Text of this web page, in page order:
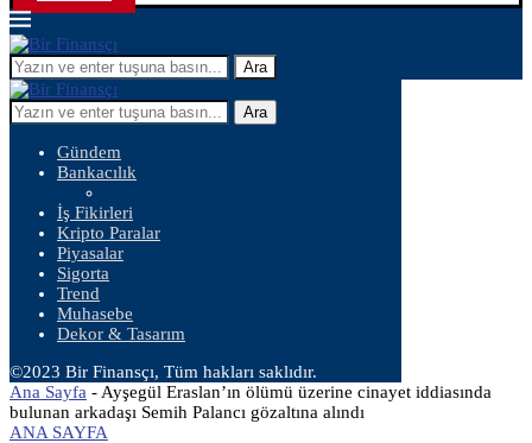
Ara
Ara
Gündem
Bankacılık
İş Fikirleri
Kripto Paralar
Piyasalar
Sigorta
Trend
Muhasebe
Dekor & Tasarım
©2023 Bir Finansçı, Tüm hakları saklıdır.
Ana Sayfa - Ayşegül Eraslan’ın ölümü üzerine cinayet iddiasında
bulunan arkadaşı Semih Palancı gözaltına alındı
ANA SAYFA